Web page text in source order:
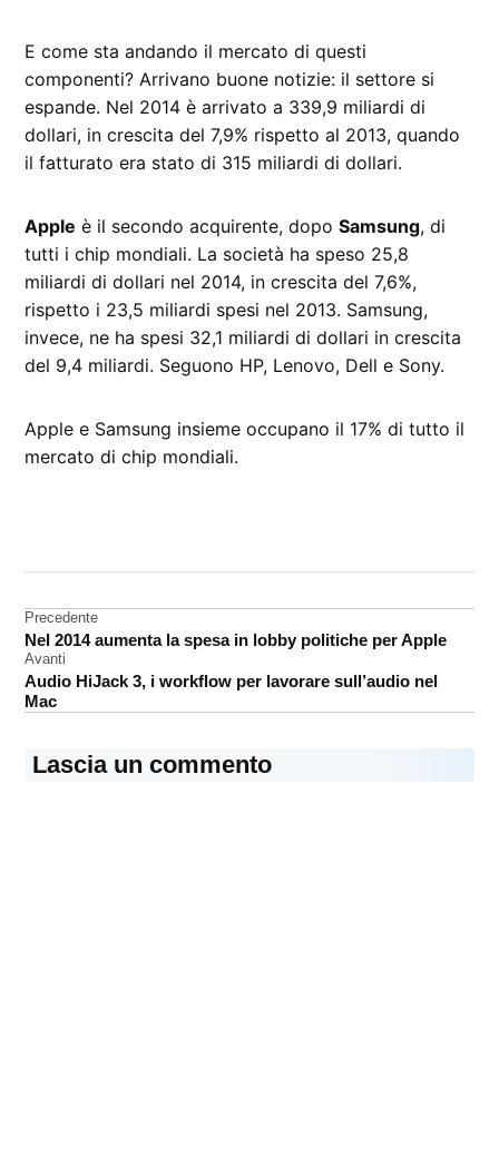
E come sta andando il mercato di questi
componenti? Arrivano buone notizie: il settore si
espande. Nel 2014 è arrivato a 339,9 miliardi di
dollari, in crescita del 7,9% rispetto al 2013, quando
il fatturato era stato di 315 miliardi di dollari.
Apple è il secondo acquirente, dopoSamsung, di
tutti i chip mondiali. La società ha speso 25,8
miliardi di dollari nel 2014, in crescita del 7,6%,
rispetto i 23,5 miliardi spesi nel 2013. Samsung,
invece, ne ha spesi 32,1 miliardi di dollari in crescita
del 9,4 miliardi. Seguono HP, Lenovo, Dell e Sony.
Apple e Samsung insieme occupano il 17% di tutto il
mercato di chip mondiali.
chip
Samsung
Navigazione
articoli
Precedente
Nel 2014 aumenta la spesa in lobby politiche per Apple
Avanti
Audio HiJack 3, i workflow per lavorare sull’audio nel
Mac
Lascia un commento